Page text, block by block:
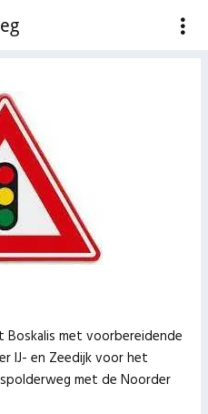
Boskalis met voorbereidende
IJ- en Zeedijk voor het
met de Noorder